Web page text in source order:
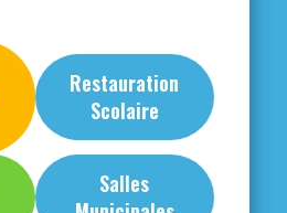
Restauration
Scolaire
Salles